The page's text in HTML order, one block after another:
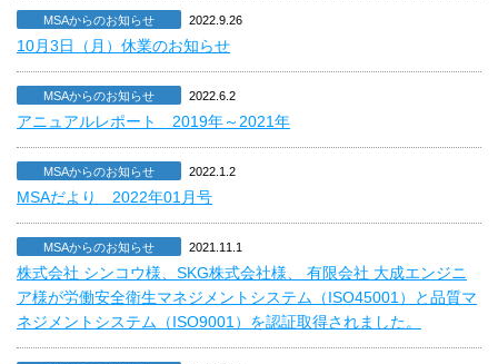
MSAからのお知らせ 2022.9.26
10月3日（月）休業のお知らせ
MSAからのお知らせ 2022.6.2
アニュアルレポート 2019年～2021年
MSAからのお知らせ 2022.1.2
MSAだより 2022年01月号
MSAからのお知らせ 2021.11.1
株式会社 シンコウ様、SKG株式会社様、 有限会社 大成エンジニ
ア様が労働安全衛生マネジメントシステム（ISO45001）と品質マ
ネジメントシステム（ISO9001）を認証取得されました。